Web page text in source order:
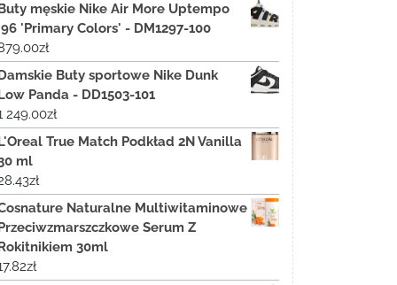
męskie Nike Air More Uptempo
'Primary Colors' - DM1297-100
zł
Buty sportowe Nike Dunk
Panda - DD1503-101
249.00zł
True Match Podkład 2N Vanilla
ml
zł
Naturalne Multiwitaminowe
Serum Z
30ml
zł